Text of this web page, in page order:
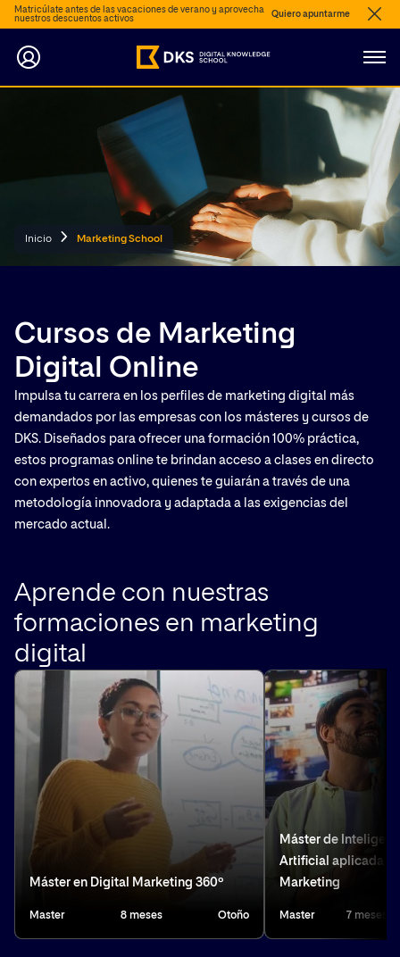
Matricúlate antes de las vacaciones de verano y aprovecha
nuestros descuentos activos
Quiero apuntarme
Inicio Marketing School
Cursos de Marketing
Digital Online
Impulsa tu carrera en los perfiles de marketing digital más
demandados por las empresas con los másteres y cursos de
DKS. Diseñados para ofrecer una formación 100% práctica,
estos programas online te brindan acceso a clases en directo
con expertos en activo, quienes te guiarán a través de una
metodología innovadora y adaptada a las exigencias del
mercado actual.
Aprende con nuestras
formaciones en marketing
digital
Máster en Digital Marketing 360º
Master 8 meses Otoño
Máster de
Artificial aplicada al
Marketing
Master 7 meses